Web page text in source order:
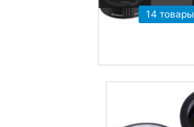
14 товары